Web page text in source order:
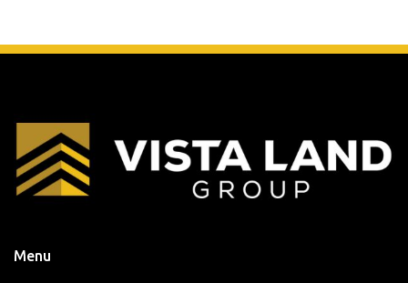
Menu